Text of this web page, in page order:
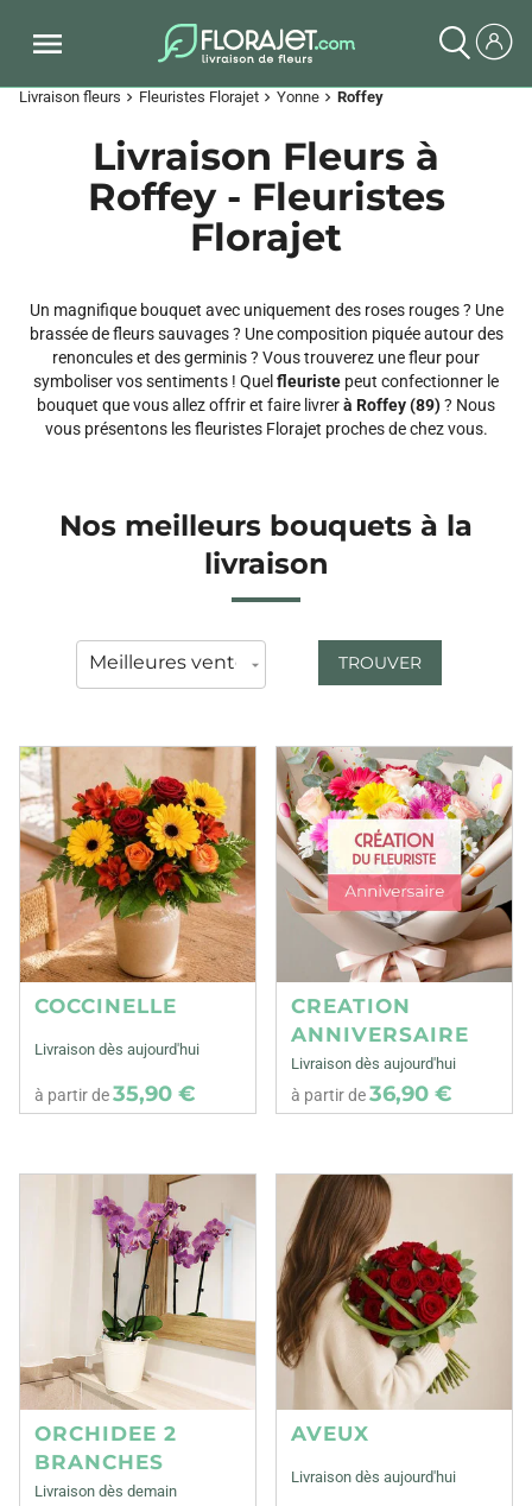
Livraison fleurs chevron_right Fleuristes Florajet chevron_right Yonne chevron_right Roffey
Livraison Fleurs à
Roffey - Fleuristes
Florajet
Un magnifique bouquet avec uniquement des roses rouges ? Une
brassée de fleurs sauvages ? Une composition piquée autour des
renoncules et des germinis ? Vous trouverez une fleur pour
symboliser vos sentiments ! Quel fleuriste peut confectionner le
bouquet que vous allez offrir et faire livrerà Roffey (89)? Nous
vous présentons les fleuristes Florajet proches de chez vous.
Nos meilleurs bouquets à la
livraison
TROUVER
COCCINELLE
Livraison dès aujourd'hui
à partir de35,90 €
CREATION
ANNIVERSAIRE
Livraison dès aujourd'hui
à partir de36,90 €
ORCHIDEE 2
BRANCHES
Livraison dès demain
AVEUX
Livraison dès aujourd'hui